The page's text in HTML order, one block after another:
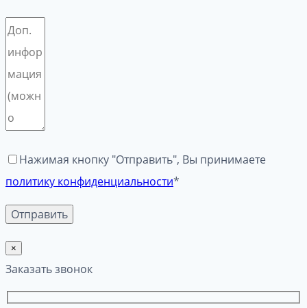
Нажимая кнопку "Отправить", Вы принимаете
политику конфиденциальности*
×
Заказать звонок